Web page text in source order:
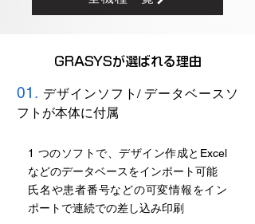
GRASYSが選ばれる理由
01. デザインソフト/ データベースソ
フトが本体に付属
1 つのソフトで、デザイン作成とExcel
などのデータベースをインポート可能
氏名や患者番号などの可変情報をイン
ポートで連続での差し込み印刷